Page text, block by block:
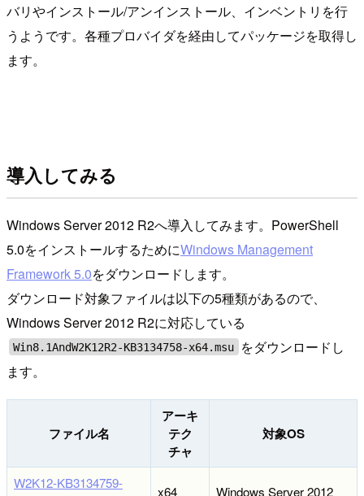
バリやインストール/アンインストール、インベントリを行
うようです。各種プロバイダを経由してパッケージを取得し
ます。
導入してみる
Windows Server 2012 R2へ導入してみます。PowerShell
5.0をインストールするためにWindows Management
Framework 5.0をダウンロードします。
ダウンロード対象ファイルは以下の5種類があるので、
Windows Server 2012 R2に対応している
Win8.1AndW2K12R2-KB3134758-x64.msu
をダウンロードし
ます。
ファイル名
アーキ
テク
チャ
対象OS
W2K12-KB3134759-
x64 Windows Server 2012